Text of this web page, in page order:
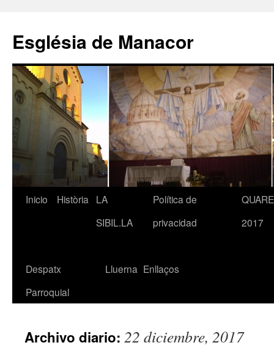
contenido
Església de Manacor
Inicio Història
LA
SIBIL.LA
Política de
privacidad
2017
Despatx
Parroquial
Lluerna Enllaços
Archivo diario: 22 diciembre, 2017